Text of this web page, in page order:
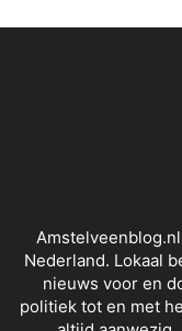
Nederland. Lokaal
nieuws voor en
politiek tot en met